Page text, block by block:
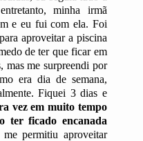
minha irmã
e eu fui com ela. Foi
aproveitar a piscina
de ter que ficar em
mas me surpreendi por
era dia de semana,
Fiquei 3 dias e
vez em muito tempo
ter ficado encanada
permitiu aproveitar